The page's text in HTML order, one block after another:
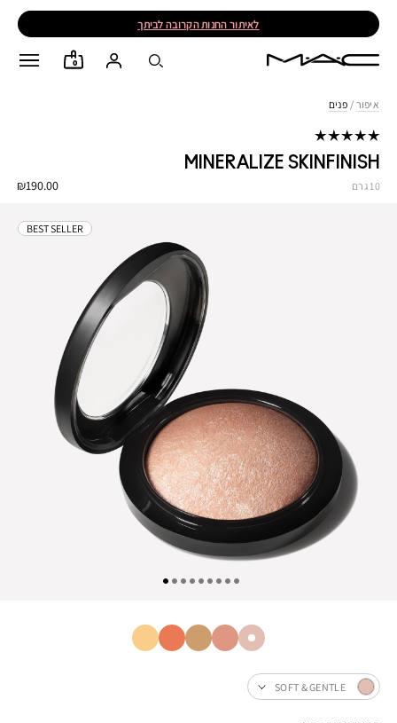
לאיתור החנות הקרובה לביתך
0
איפור / פנים
MINERALIZE SKINFINISH
₪190.00 10 גרם
BEST SELLER
SOFT & GENTLE